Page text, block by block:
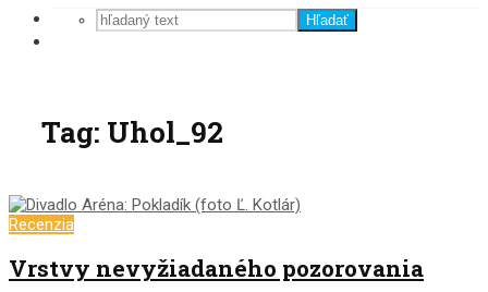
Hľadať
Tag: Uhol_92
Recenzia
Vrstvy nevyžiadaného pozorovania